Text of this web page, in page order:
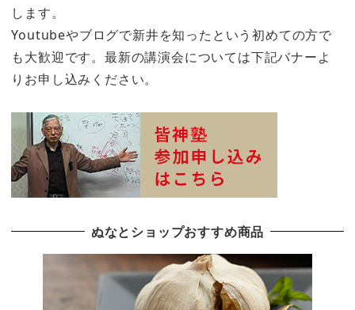
します。
Youtubeやブログで新井を知ったという初めての方で
も大歓迎です。最新の講演会については下記バナーよ
りお申し込みください。
ぬなとショップおすすめ商品